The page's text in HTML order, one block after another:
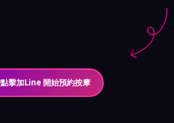
點擊加Line 開始預約按摩